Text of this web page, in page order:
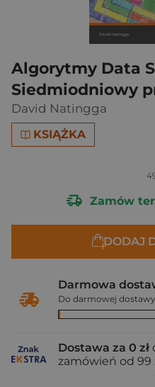
Algorytmy Data
Siedmiodniowy
David Natingga
KSIĄŻKA
Zamów
DODAJ
Darmowa
Do darmowej dostawy
Dostawa za 0 zł
zamówień od 99